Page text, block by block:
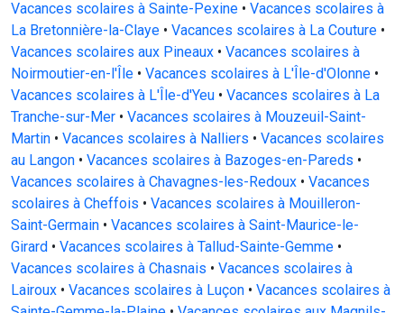
Vacances scolaires à Sainte-Pexine • Vacances scolaires à
La Bretonnière-la-Claye • Vacances scolaires à La Couture •
Vacances scolaires aux Pineaux • Vacances scolaires à
Noirmoutier-en-l'Île • Vacances scolaires à L'Île-d'Olonne •
Vacances scolaires à L'Île-d'Yeu • Vacances scolaires à La
Tranche-sur-Mer • Vacances scolaires à Mouzeuil-Saint-
Martin • Vacances scolaires à Nalliers • Vacances scolaires
au Langon • Vacances scolaires à Bazoges-en-Pareds •
Vacances scolaires à Chavagnes-les-Redoux • Vacances
scolaires à Cheffois • Vacances scolaires à Mouilleron-
Saint-Germain • Vacances scolaires à Saint-Maurice-le-
Girard • Vacances scolaires à Tallud-Sainte-Gemme •
Vacances scolaires à Chasnais • Vacances scolaires à
Lairoux • Vacances scolaires à Luçon • Vacances scolaires à